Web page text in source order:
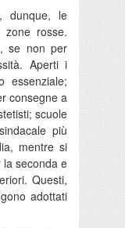
dunque, le
zone rosse.
se non per
Aperti i
essenziale;
consegne a
scuole
più
mentre si
seconda e
Questi,
adottati